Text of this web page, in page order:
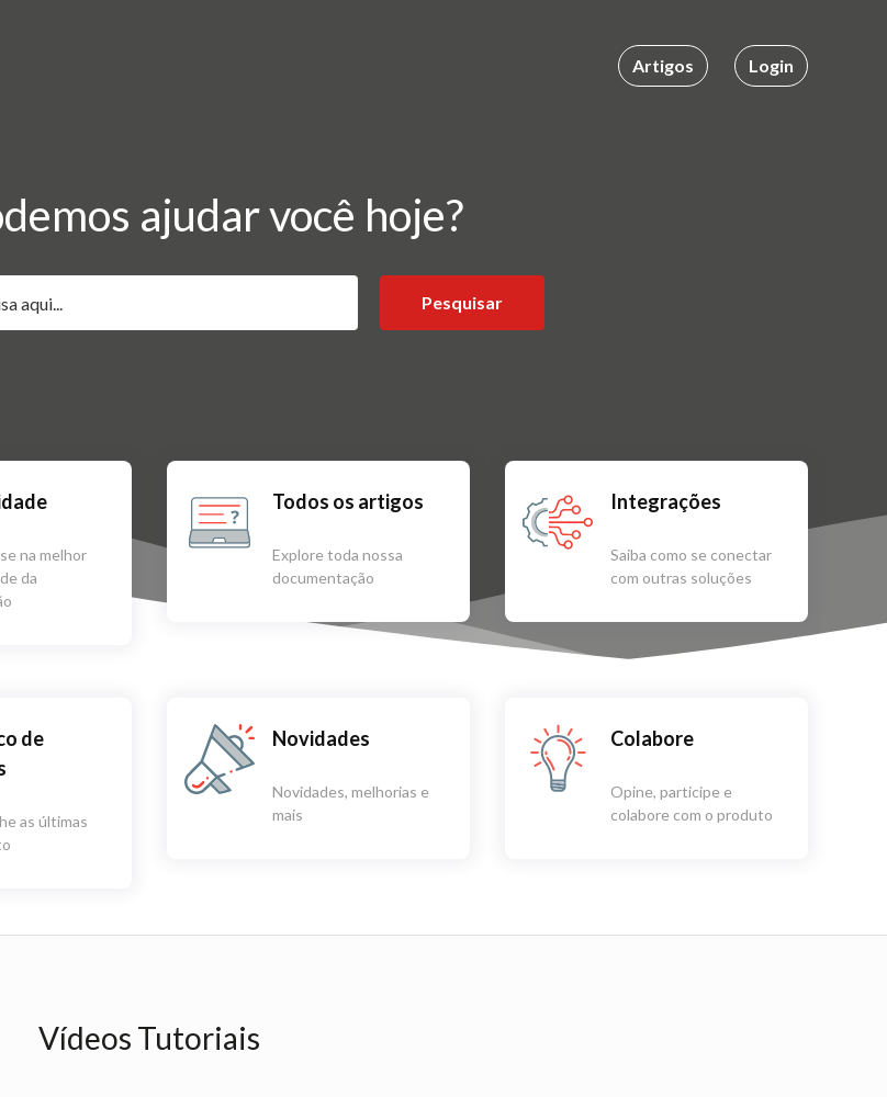
Artigos Login
ajudar você hoje?
Pesquisar
na melhor
da
Todos os artigos
Explore toda nossa
documentação
Integrações
Saiba como se conectar
com outras soluções
de
as últimas
Novidades
Novidades, melhorias e
mais
Colabore
Opine, participe e
colabore com o produto
Vídeos Tutoriais